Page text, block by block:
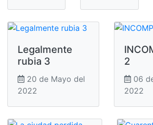
Legalmente
rubia 3
20 de Mayo del
2022
2
06
2022